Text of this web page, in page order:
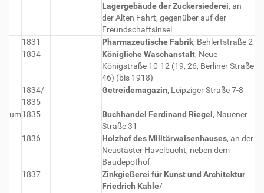
Lagergebäude der Zuckersiederei, an
der Alten Fahrt, gegenüber auf der
Freundschaftsinsel
1831
Pharmazeutische Fabrik, Behlertstraße 2
1834
Königliche Waschanstalt, Neue
Königstraße 10-12 (19, 26, Berliner Straße
46) (bis 1918)
1834/
1835
Getreidemagazin, Leipziger Straße 7-8
um1835 Buchhandel Ferdinand Riegel , Nauener
Straße 31
1836
Holzhof des Militärwaisenhauses, an der
Neustäster Havelbucht, neben dem
Baudepothof
1837
Zinkgießerei für Kunst und Architektur
Friedrich Kahle/